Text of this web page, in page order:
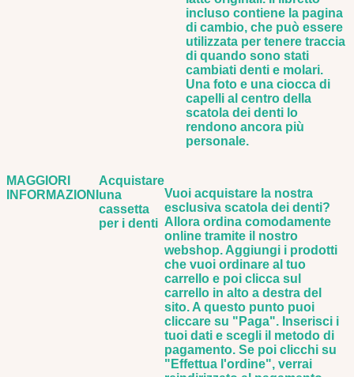
incluso contiene la pagina
di cambio, che può essere
utilizzata per tenere traccia
di quando sono stati
cambiati denti e molari.
Una foto e una ciocca di
capelli al centro della
scatola dei denti lo
rendono ancora più
personale.
MAGGIORI
INFORMAZIONI
Acquistare
una
cassetta
per i denti
Vuoi acquistare la nostra
esclusiva scatola dei denti?
Allora ordina comodamente
online tramite il nostro
webshop. Aggiungi i prodotti
che vuoi ordinare al tuo
carrello e poi clicca sul
carrello in alto a destra del
sito. A questo punto puoi
cliccare su "Paga". Inserisci i
tuoi dati e scegli il metodo di
pagamento. Se poi clicchi su
"Effettua l'ordine", verrai